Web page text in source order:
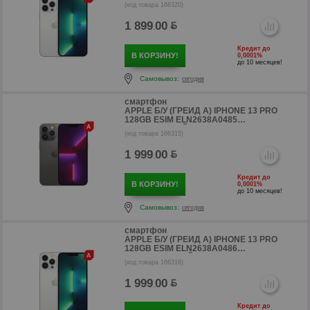
(код товара 166320)
1 899.00
р
В КОРЗИНУ!
Кредит до
0,0001%
до 10 месяцев!
Самовывоз: сегодня
смартфон
APPLE Б/У (ГРЕЙД A) IPHONE 13 PRO
128GB ESIM ELN2638A0485
(ГРАФИТОВЫЙ)
(код товара 166315)
1 999.00
В КОРЗИНУ!
Кредит до
0,0001%
до 10 месяцев!
Самовывоз: сегодня
смартфон
APPLE Б/У (ГРЕЙД A) IPHONE 13 PRO
128GB ESIM ELN2638A0486
(СЕРЕБРИСТЫЙ)
(код товара 166316)
1 999.00
Кредит до